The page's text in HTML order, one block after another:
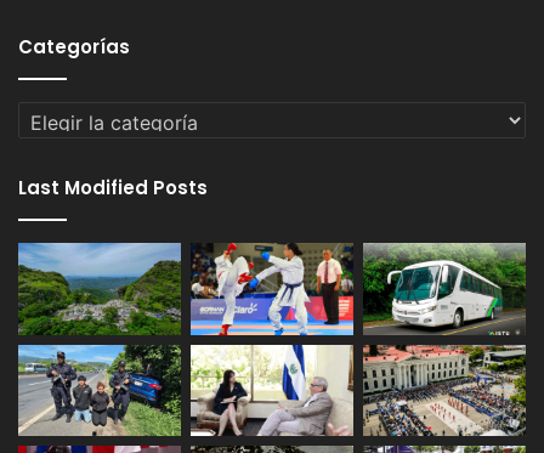
Categorías
Categorías
Last Modified Posts